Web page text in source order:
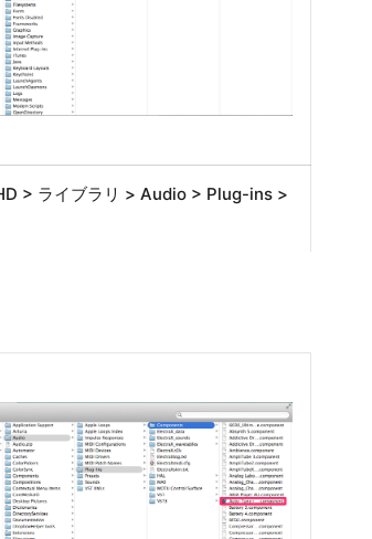
> ライブラリ > Audio > Plug-ins >